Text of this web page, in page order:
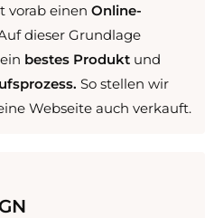
vorab einen Online-
dieser Grundlage
bestes Produkt und
So stellen wir
Webseite auch verkauft.